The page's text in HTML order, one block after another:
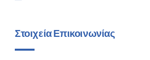
Στοιχεία Επικοινωνίας